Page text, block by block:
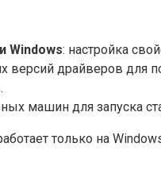
Windows: настройка
версий драйверов для
машин для запуска
только на